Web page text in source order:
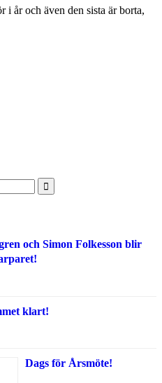
i år och även den sista är borta,
och Simon Folkesson blir
klart!
Dags för Årsmöte!